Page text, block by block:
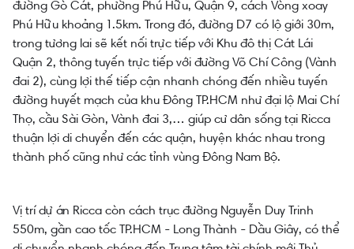
đường Gò Cát, phường Phú Hữu, Quận 9, cách Vòng xoay
Phú Hữu khoảng 1.5km. Trong đó, đường D7 có lộ giới 30m,
trong tương lai sẽ kết nối trực tiếp với Khu đô thị Cát Lái
Quận 2, thông tuyến trực tiếp với đường Võ Chí Công (Vành
đai 2), cùng lợi thế tiếp cận nhanh chóng đến nhiều tuyến
đường huyết mạch của khu Đông TP.HCM như đại lộ Mai Chí
Thọ, cầu Sài Gòn, Vành đai 3,… giúp cư dân sống tại Ricca
thuận lợi di chuyển đến các quận, huyện khác nhau trong
thành phố cũng như các tỉnh vùng Đông Nam Bộ.
Vị trí dự án Ricca còn cách trục đường Nguyễn Duy Trinh
550m, gần cao tốc TP.HCM - Long Thành - Dầu Giây, có thể